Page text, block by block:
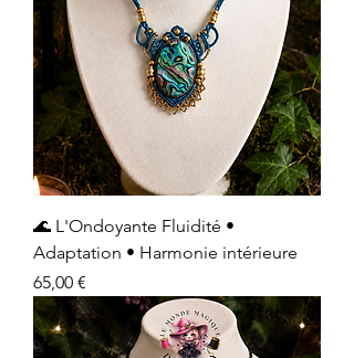
🌊 L'Ondoyante Fluidité •
Adaptation • Harmonie intérieure
Prix
65,00 €